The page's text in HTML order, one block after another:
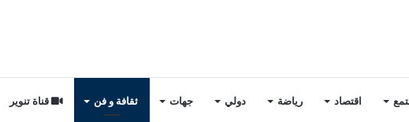
اقتصاد رياضة دولي جهات ثقافة و فن قناة تنوير